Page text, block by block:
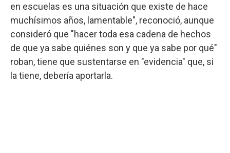
en escuelas es una situación que existe de hace
muchísimos años, lamentable", reconoció, aunque
consideró que "hacer toda esa cadena de hechos
de que ya sabe quiénes son y que ya sabe por qué"
roban, tiene que sustentarse en "evidencia" que, si
la tiene, debería aportarla.